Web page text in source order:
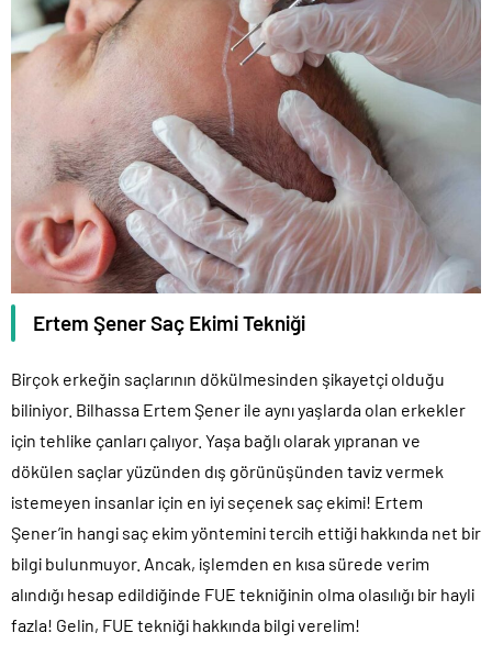
Ertem Şener Saç Ekimi Tekniği
Birçok erkeğin saçlarının dökülmesinden şikayetçi olduğu
biliniyor. Bilhassa Ertem Şener ile aynı yaşlarda olan erkekler
için tehlike çanları çalıyor. Yaşa bağlı olarak yıpranan ve
dökülen saçlar yüzünden dış görünüşünden taviz vermek
istemeyen insanlar için en iyi seçenek saç ekimi! Ertem
Şener’in hangi saç ekim yöntemini tercih ettiği hakkında net bir
bilgi bulunmuyor. Ancak, işlemden en kısa sürede verim
alındığı hesap edildiğinde FUE tekniğinin olma olasılığı bir hayli
fazla! Gelin, FUE tekniği hakkında bilgi verelim!